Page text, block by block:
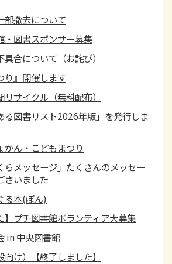
部撤去について
・図書スポンサー募集
合について（お詫び）
り』開催します
サイクル（無料配布）
る図書リスト2026年版」を発行しま
かん・こどもまつり
らメッセージ」たくさんのメッセー
さいました
る本(ぽん)
】プチ図書館ボランティア大募集
in 中央図書館
け）【終了しました】